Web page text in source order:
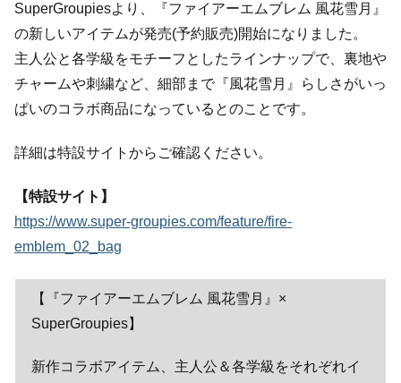
SuperGroupiesより、『ファイアーエムブレム 風花雪月』
の新しいアイテムが発売(予約販売)開始になりました。
主人公と各学級をモチーフとしたラインナップで、裏地や
チャームや刺繍など、細部まで『風花雪月』らしさがいっ
ぱいのコラボ商品になっているとのことです。
詳細は特設サイトからご確認ください。
【特設サイト】
https://www.super-groupies.com/feature/fire-
emblem_02_bag
【『ファイアーエムブレム 風花雪月』×
SuperGroupies】
新作コラボアイテム、主人公＆各学級をそれぞれイ